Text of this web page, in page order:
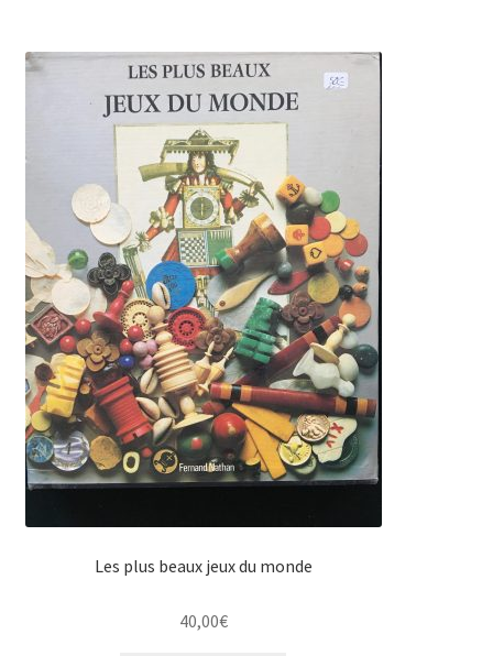
Les plus beaux jeux du monde
40,00€